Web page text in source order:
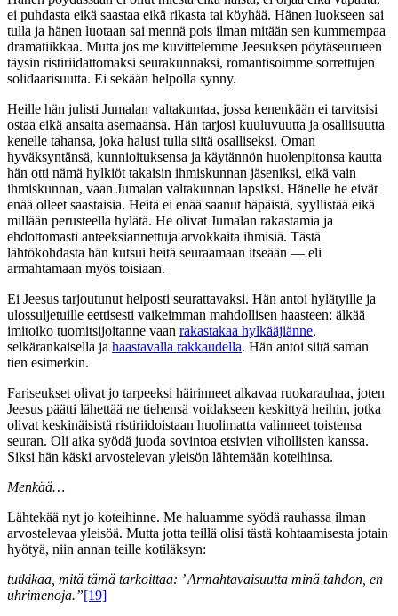
ei puhdasta eikä saastaa eikä rikasta tai köyhää. Hänen luokseen sai
tulla ja hänen luotaan sai mennä pois ilman mitään sen kummempaa
dramatiikkaa. Mutta jos me kuvittelemme Jeesuksen pöytäseurueen
täysin ristiriidattomaksi seurakunnaksi, romantisoimme sorrettujen
solidaarisuutta. Ei sekään helpolla synny.
Heille hän julisti Jumalan valtakuntaa, jossa kenenkään ei tarvitsisi
ostaa eikä ansaita asemaansa. Hän tarjosi kuuluvuutta ja osallisuutta
kenelle tahansa, joka halusi tulla siitä osalliseksi. Oman
hyväksyntänsä, kunnioituksensa ja käytännön huolenpitonsa kautta
hän otti nämä hylkiöt takaisin ihmiskunnan jäseniksi, eikä vain
ihmiskunnan, vaan Jumalan valtakunnan lapsiksi. Hänelle he eivät
enää olleet saastaisia. Heitä ei enää saanut häpäistä, syyllistää eikä
millään perusteella hylätä. He olivat Jumalan rakastamia ja
ehdottomasti anteeksiannettuja arvokkaita ihmisiä. Tästä
lähtökohdasta hän kutsui heitä seuraamaan itseään — eli
armahtamaan myös toisiaan.
Ei Jeesus tarjoutunut helposti seurattavaksi. Hän antoi hylätyille ja
ulossuljetuille eettisesti vaikeimman mahdollisen haasteen: älkää
imitoiko tuomitsijoitanne vaan rakastakaa hylkääjiänne,
selkärankaisella ja haastavalla rakkaudella. Hän antoi siitä saman
tien esimerkin.
Fariseukset olivat jo tarpeeksi häirinneet alkavaa ruokarauhaa, joten
Jeesus päätti lähettää ne tiehensä voidakseen keskittyä heihin, jotka
olivat keskinäisistä ristiriidoistaan huolimatta valinneet toistensa
seuran. Oli aika syödä juoda sovintoa etsivien vihollisten kanssa.
Siksi hän käski arvostelevan yleisön lähtemään koteihinsa.
Menkää…
Lähtekää nyt jo koteihinne. Me haluamme syödä rauhassa ilman
arvostelevaa yleisöä. Mutta jotta teillä olisi tästä kohtaamisesta jotain
hyötyä, niin annan teille kotiläksyn:
tutkikaa, mitä tämä tarkoittaa: ’ Armahtavaisuutta minä tahdon, en
uhrimenoja.”[19]